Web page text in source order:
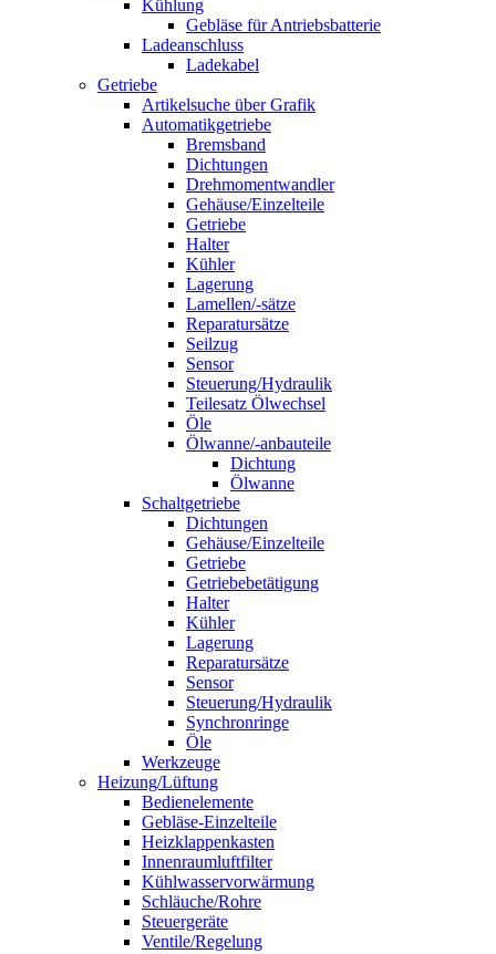
Kühlung
Gebläse für Antriebsbatterie
Ladeanschluss
Ladekabel
Getriebe
Artikelsuche über Grafik
Automatikgetriebe
Bremsband
Dichtungen
Drehmomentwandler
Gehäuse/Einzelteile
Getriebe
Halter
Kühler
Lagerung
Lamellen/-sätze
Reparatursätze
Seilzug
Sensor
Steuerung/Hydraulik
Teilesatz Ölwechsel
Öle
Ölwanne/-anbauteile
Dichtung
Ölwanne
Schaltgetriebe
Dichtungen
Gehäuse/Einzelteile
Getriebe
Getriebebetätigung
Halter
Kühler
Lagerung
Reparatursätze
Sensor
Steuerung/Hydraulik
Synchronringe
Öle
Werkzeuge
Heizung/Lüftung
Bedienelemente
Gebläse-Einzelteile
Heizklappenkasten
Innenraumluftfilter
Kühlwasservorwärmung
Schläuche/Rohre
Steuergeräte
Ventile/Regelung